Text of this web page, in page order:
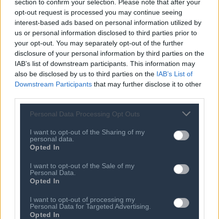
section to confirm your selection. Please note that after your
opt-out request is processed you may continue seeing
interest-based ads based on personal information utilized by
us or personal information disclosed to third parties prior to
your opt-out. You may separately opt-out of the further
disclosure of your personal information by third parties on the
IAB’s list of downstream participants. This information may
also be disclosed by us to third parties on the IAB’s List of
Downstream Participants that may further disclose it to other
Personal Data Processing Opt Outs
I want to opt-out of the Sharing of my
personal data.
Opted In
I want to opt-out of the Sale of my
Personal Data.
Opted In
I want to opt-out of processing my
Personal Data for Targeted Advertising.
Opted In
εστίασε στη δύναμη της AI στο σύγχρονο marketing και
στις δυνατότητες που προσφέρει για πιο
προσωποποιημένη και ουσιαστική επικοινωνία με τον
καταναλωτή.
Η τρίτη θεματική του Forum εστίασε στη δύναμη των
συνεργασιών και στην εμπιστοσύνη ως θεμέλιο της
καινοτομίας. ΟMichele Centemero, Executive Vice
President, Mastercard Europe, αναφέρθηκε στον τρόπο
με τον οποίο η Mastercard αξιοποιεί το δίκτυο
συνεργασιών και τις στρατηγικές επενδύσεις της για να
ενισχύσει την ασφάλεια του ψηφιακού
οικοσυστήματος, τονίζοντας ότι το cybersecurity
αποτελεί βασική προτεραιότητα και πεδίο συνεχούς
Ακολούθησε η ενότητα για το μέλλον του λιανεμπορίου,